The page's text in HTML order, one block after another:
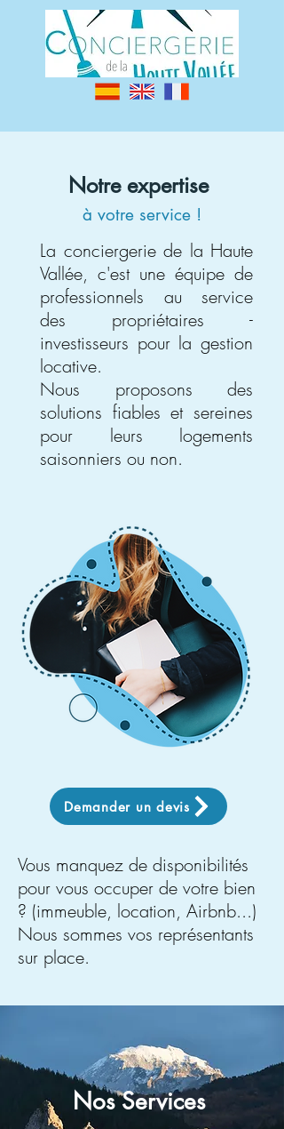
Notre expertise
à votre service !
La conciergerie de la Haute
Vallée, c'est une équipe de
professionnels au service
des propriétaires -
investisseurs pour la gestion
locative.
Nous proposons des
solutions fiables et sereines
pour leurs logements
saisonniers ou non.
Demander un devis
Vous manquez de disponibilités
pour vous occuper de votre bien
? (immeuble, location, Airbnb...)
Nous sommes vos représentants
sur place.
Nos Services